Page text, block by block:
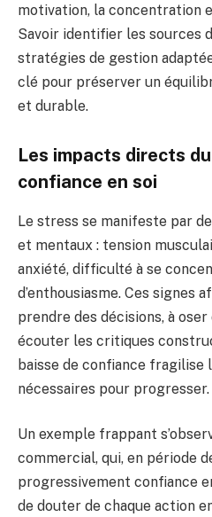
motivation, la concentration
Savoir identifier les sources
stratégies de gestion
clé pour préserver un
et durable.
Les impacts directs
confiance en soi
Le stress se manifeste par
et mentaux : tension
anxiété, difficulté à se
d’enthousiasme. Ces signes
prendre des décisions, à
écouter les critiques
baisse de confiance fragilise
nécessaires pour progresser.
Un exemple frappant
commercial, qui, en période
progressivement confiance
de douter de chaque action